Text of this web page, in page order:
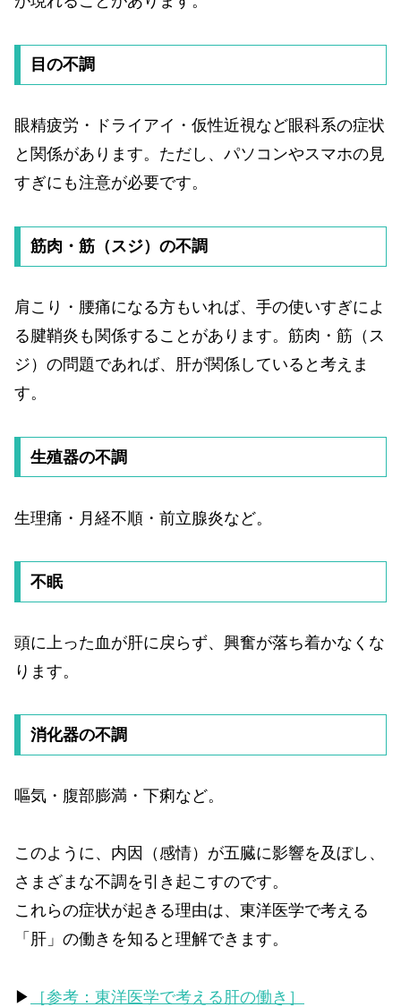
目の不調
眼精疲労・ドライアイ・仮性近視など眼科系の症状
と関係があります。ただし、パソコンやスマホの見
すぎにも注意が必要です。
筋肉・筋（スジ）の不調
肩こり・腰痛になる方もいれば、手の使いすぎによ
る腱鞘炎も関係することがあります。筋肉・筋（ス
ジ）の問題であれば、肝が関係していると考えま
す。
生殖器の不調
生理痛・月経不順・前立腺炎など。
不眠
頭に上った血が肝に戻らず、興奮が落ち着かなくな
ります。
消化器の不調
嘔気・腹部膨満・下痢など。
このように、内因（感情）が五臓に影響を及ぼし、
さまざまな不調を引き起こすのです。
これらの症状が起きる理由は、東洋医学で考える
「肝」の働きを知ると理解できます。
▶ ［参考：東洋医学で考える肝の働き］